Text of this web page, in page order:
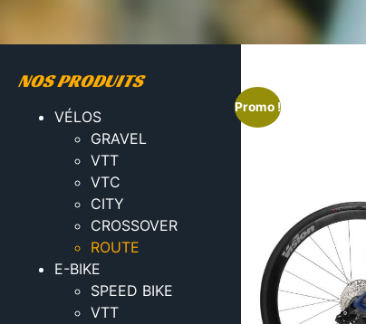
NOS PRODUITS
VÉLOS
GRAVEL
VTT
VTC
CITY
CROSSOVER
ROUTE
E-BIKE
SPEED BIKE
VTT
Promo !